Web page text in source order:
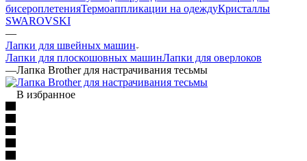
бисероплетенияТермоаппликации на одеждуКристаллы
SWAROVSKI
—
Лапки для швейных машин
Лапки для плоскошовных машинЛапки для оверлоков
—Лапка Brother для настрачивания тесьмы
В избранное